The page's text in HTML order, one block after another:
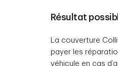
Résultat
La couverture
payer les
véhicule en cas